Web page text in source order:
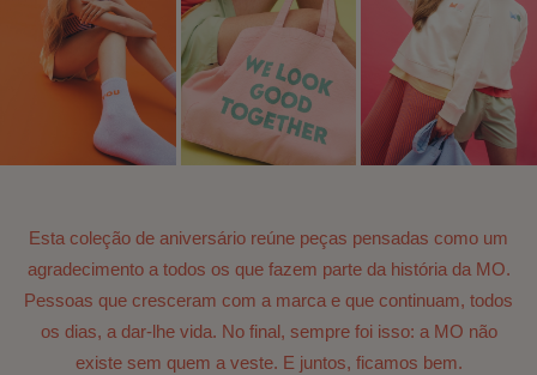
Esta coleção de aniversário reúne peças pensadas como um
agradecimento a todos os que fazem parte da história da MO.
Pessoas que cresceram com a marca e que continuam, todos
os dias, a dar-lhe vida.​ No final, sempre foi isso: a MO não
existe sem quem a veste. E juntos, ficamos bem.